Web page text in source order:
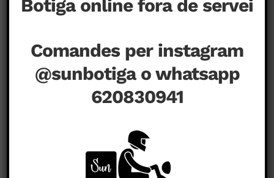
Botiga online fora de servei
Comandes per instagram
@sunbotiga o whatsapp
620830941